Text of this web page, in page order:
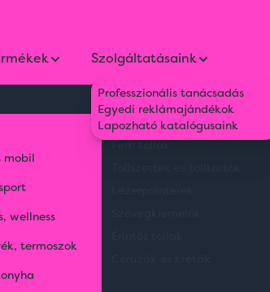
mobil
wellness
termoszok
Környezetbarát tollak
Műanyag tollak
Fém tollak
Szolgáltatásaink
Professzionális tanácsadás
Egyedi reklámajándékok
Lapozható katalógusaink